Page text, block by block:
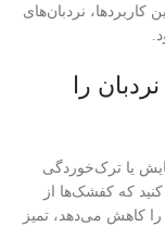
نردبان‌های
را
یا ترک‌خوردگی
که کفشک‌ها از
کاهش می‌دهد، تمیز